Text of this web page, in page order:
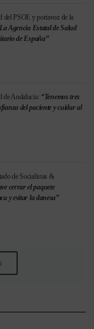
del PSOE y portavoz de la
Agencia Estatal de Salud
de España”
de Andalucía: “Tenemos tres
del paciente y cuidar al
de Socialistas &
cerrar el paquete
y evitar la danesa”